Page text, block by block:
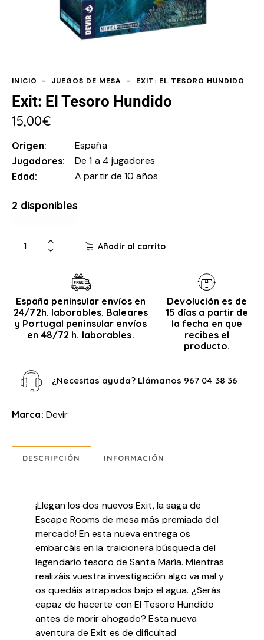
INICIO JUEGOS DE MESA EXIT: EL TESORO HUNDIDO
Exit: El Tesoro Hundido
15,00€
Origen España
Jugadores De 1 a 4 jugadores
Edad A partir de 10 años
2 disponibles
Añadir al carrito
España peninsular envíos en
24/72h. laborables. Baleares
y Portugal peninsular envíos
en 48/72 h. laborables.
Devolución es de
15 días a partir de
la fecha en que
recibes el
producto.
¿Necesitas ayuda? Llámanos 967 04 38 36
Marca: Devir
DESCRIPCIÓN INFORMACIÓN
¡Llegan los dos nuevos Exit, la saga de
Escape Rooms de mesa más premiada del
mercado! En esta nueva entrega os
embarcáis en la traicionera búsqueda del
legendario tesoro de Santa María. Mientras
realizáis vuestra investigación algo va mal y
os quedáis atrapados bajo el agua. ¿Serás
capaz de hacerte con El Tesoro Hundido
antes de morir ahogado? Esta nueva
aventura de Exit es de dificultad